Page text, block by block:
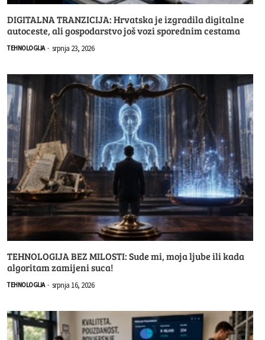
DIGITALNA TRANZICIJA: Hrvatska je izgradila digitalne
autoceste, ali gospodarstvo još vozi sporednim cestama
TEHNOLOGIJA - srpnja 23, 2026
TEHNOLOGIJA BEZ MILOSTI: Sude mi, moja ljube ili kada
algoritam zamijeni suca!
TEHNOLOGIJA - srpnja 16, 2026